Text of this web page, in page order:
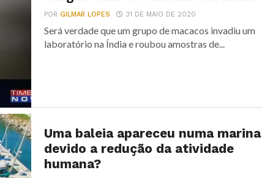
PORGILMAR LOPES 31 DE MAIO DE 2020
Será verdade que um grupo de macacos invadiu um
laboratório na Índia e roubou amostras de...
Uma baleia apareceu numa marina
devido a redução da atividade
humana?